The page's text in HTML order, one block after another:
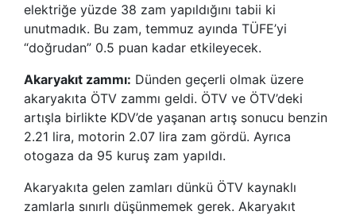
elektriğe yüzde 38 zam yapıldığını tabii ki
unutmadık. Bu zam, temmuz ayında TÜFE’yi
“doğrudan” 0.5 puan kadar etkileyecek.
Akaryakıt zammı: Dünden geçerli olmak üzere
akaryakıta ÖTV zammı geldi. ÖTV ve ÖTV’deki
artışla birlikte KDV’de yaşanan artış sonucu benzin
2.21 lira, motorin 2.07 lira zam gördü. Ayrıca
otogaza da 95 kuruş zam yapıldı.
Akaryakıta gelen zamları dünkü ÖTV kaynaklı
zamlarla sınırlı düşünmemek gerek. Akaryakıt